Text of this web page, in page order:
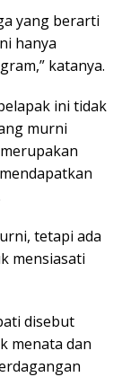
yang berarti
hanya
katanya.
ini tidak
murni
tetapi ada
mensiasati
disebut
menata dan